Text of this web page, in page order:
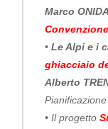
Marco ONIDA
•Le Alpi e i
ghiacciaio
Alberto
• Il progetto